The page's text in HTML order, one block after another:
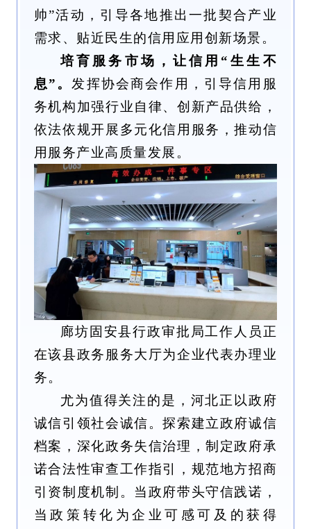
帅”活动，引导各地推出一批契合产业
需求、贴近民生的信用应用创新场景。
培育服务市场，让信用“生生不
息”。发挥协会商会作用，引导信用服
务机构加强行业自律、创新产品供给，
依法依规开展多元化信用服务，推动信
用服务产业高质量发展。
廊坊固安县行政审批局工作人员正
在该县政务服务大厅为企业代表办理业
务。
尤为值得关注的是，河北正以政府
诚信引领社会诚信。探索建立政府诚信
档案，深化政务失信治理，制定政府承
诺合法性审查工作指引，规范地方招商
引资制度机制。当政府带头守信践诺，
当政策转化为企业可感可及的获得